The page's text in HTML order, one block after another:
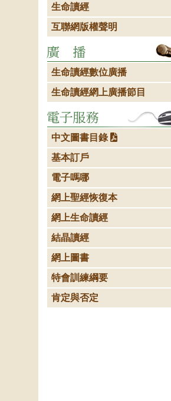
生命讀經
互聯網版權聲明
生命讀經數位廣播
生命讀經網上廣播節目
中文圖書目錄
基本訂戶
電子嗎哪
網上聖經恢復本
網上生命讀經
結晶讀經
網上圖書
特會訓練綱要
肯定與否定